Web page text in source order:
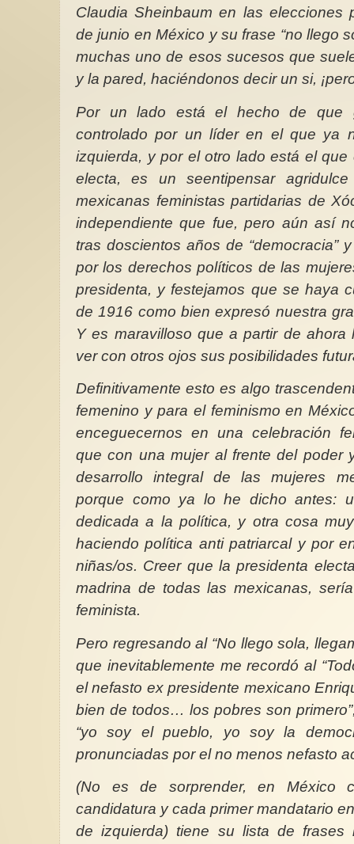
Claudia Sheinbaum en las elecciones
de junio en México y su frase “no llego
muchas uno de esos sucesos que
y la pared, haciéndonos decir un si,
Por un lado está el hecho de que
controlado por un líder en el que ya
izquierda, y por el otro lado está el
electa, es un seentipensar
mexicanas feministas partidarias de
independiente que fue, pero aún así
tras doscientos años de “democracia”
por los derechos políticos de las
presidenta, y festejamos que se haya
de 1916 como bien expresó nuestra
Y es maravilloso que a partir de
ver con otros ojos sus posibilidades
Definitivamente esto es algo
femenino y para el feminismo en
enceguecernos en una celebración
que con una mujer al frente del poder
desarrollo integral de las mujeres
porque como ya lo he dicho antes:
dedicada a la política, y otra cosa
haciendo política anti patriarcal y por
niñas/os. Creer que la presidenta
madrina de todas las mexicanas,
feminista.
Pero regresando al “No llego sola,
que inevitablemente me recordó al
el nefasto ex presidente mexicano
bien de todos… los pobres son
“yo soy el pueblo, yo soy la
pronunciadas por el no menos nefasto
(No es de sorprender, en México
candidatura y cada primer mandatario
de izquierda) tiene su lista de frases
Reflexiones y
feminista veterana
Querida compañera
cuándo fue que el
a tu puerta
intuitiva...